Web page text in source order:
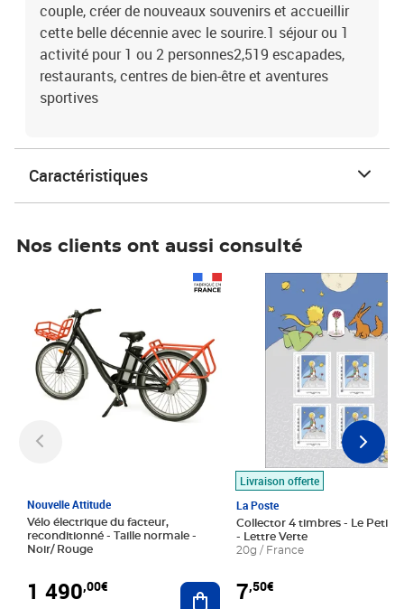
couple, créer de nouveaux souvenirs et accueillir
cette belle décennie avec le sourire.1 séjour ou 1
activité pour 1 ou 2 personnes2,519 escapades,
restaurants, centres de bien-être et aventures
sportives
Caractéristiques
Nos clients ont aussi consulté
Nouvelle Attitude
Vélo électrique du facteur,
reconditionné - Taille normale -
Noir/ Rouge
1 490,00€ Ajouter au panier
Livraison offerte
La Poste
Collector 4 timbres - Le Petit
- Lettre Verte
20g / France
7,50€
Prix 7,50€